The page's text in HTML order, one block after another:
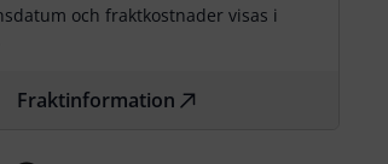
och fraktkostnader visas i
Fraktinformation